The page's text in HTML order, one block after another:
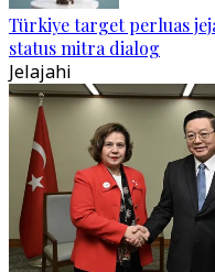
Türkiye target perluas
status mitra dialog
Jelajahi